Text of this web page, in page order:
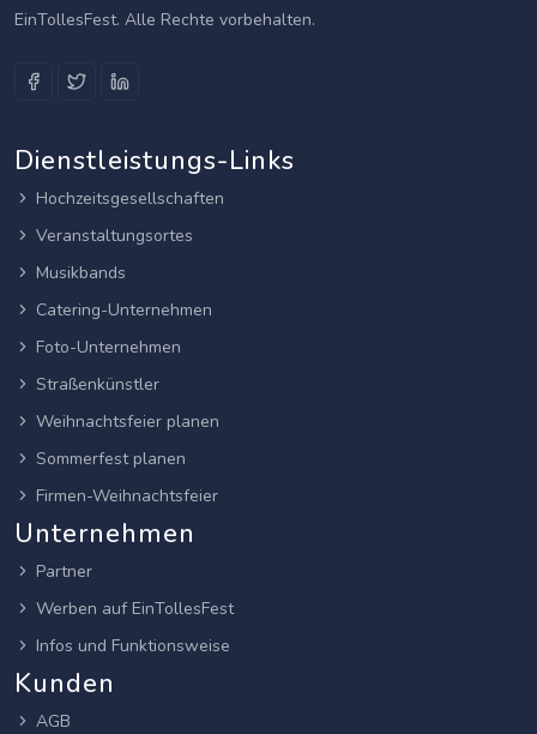
EinTollesFest. Alle Rechte vorbehalten.
Dienstleistungs-Links
Hochzeitsgesellschaften
Veranstaltungsortes
Musikbands
Catering-Unternehmen
Foto-Unternehmen
Straßenkünstler
Weihnachtsfeier planen
Sommerfest planen
Firmen-Weihnachtsfeier
Unternehmen
Partner
Werben auf EinTollesFest
Infos und Funktionsweise
Kunden
AGB